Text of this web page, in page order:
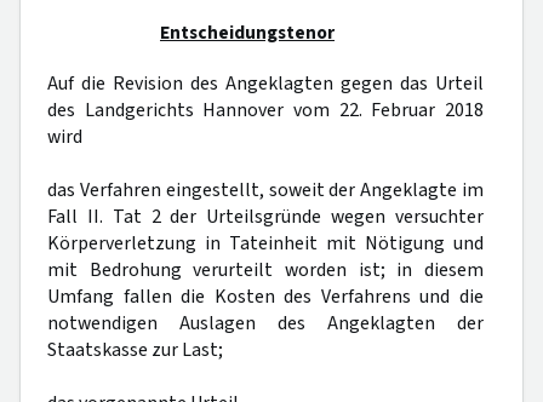
Entscheidungstenor
Auf die Revision des Angeklagten gegen das Urteil
des Landgerichts Hannover vom 22. Februar 2018
wird
das Verfahren eingestellt, soweit der Angeklagte im
Fall II. Tat 2 der Urteilsgründe wegen versuchter
Körperverletzung in Tateinheit mit Nötigung und
mit Bedrohung verurteilt worden ist; in diesem
Umfang fallen die Kosten des Verfahrens und die
notwendigen Auslagen des Angeklagten der
Staatskasse zur Last;